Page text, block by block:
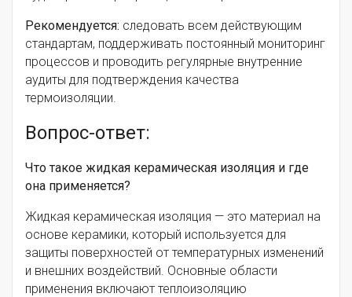
Рекомендуется: следовать всем действующим
стандартам, поддерживать постоянный мониторинг
процессов и проводить регулярные внутренние
аудиты для подтверждения качества
термоизоляции.
Вопрос-ответ:
Что такое жидкая керамическая изоляция и где
она применяется?
Жидкая керамическая изоляция — это материал на
основе керамики, который используется для
защиты поверхностей от температурных изменений
и внешних воздействий. Основные области
применения включают теплоизоляцию